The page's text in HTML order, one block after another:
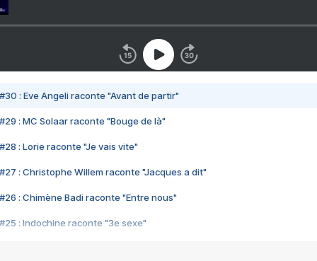
#30 : Eve Angeli raconte "Avant de partir"
#29 : MC Solaar raconte "Bouge de là"
#28 : Lorie raconte "Je vais vite"
#27 : Christophe Willem raconte "Jacques a dit"
#26 : Chimène Badi raconte "Entre nous"
#25 : Indochine raconte "3e sexe"